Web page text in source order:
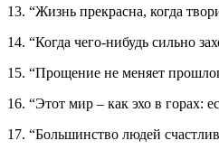
13. “Жизнь прекрасна, когда
14. “Когда чего-нибудь сильно
15. “Прощение не меняет
16. “Этот мир – как эхо в горах:
17. “Большинство людей